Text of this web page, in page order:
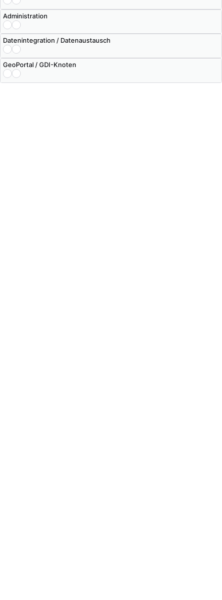
Administration
Datenintegration / Datenaustausch
GeoPortal / GDI-Knoten